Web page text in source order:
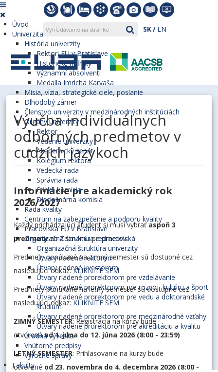
SK EN
Úvod
Univerzita
História univerzity
Rektori EU v Bratislave
Historické míľniky
Významní absolventi
Medaila Imricha Karvaša
Misia, vízia, strategické ciele, poslanie
Dlhodobý zámer
Členstvo univerzity v medzinárodných inštitúciách
Orgány univerzity
Rektor
Vedenie univerzity
Akademický senát
Kolégium rektora
Vedecká rada
Správna rada
Etická komisia
Disciplinárna komisia
Rada kvality
Centrum na zabezpečenie a podporu kvality
Pracoviská EU v Bratislave
Organizačná štruktúra a pracoviská
Organizačná štruktúra univerzity
Útvary riadené rektorom
Útvary riadené kvestorom
Útvary riadené prorektorom pre vzdelávanie
Útvary riadené prorektorom pre rozvoj, kultúru a šport
Útvary riadené prorektorom pre vedu a doktorandské
štúdium
Útvary riadené prorektorom pre medzinárodné vzťahy
Útvary riadené prorektorom pre akreditáciu a kvalitu
Úradná výveska
Vnútorné predpisy
Výročné správy
Fakulty
Výučba individuálnych
odborných predmetov v
cudzích jazykoch
Informácie pre akademický rok
2026/2027
Každý prichádzajúci študent si musí vybraťaspoň 3
predmetyzo Zoznamu predmetov:
Predmety ponúkané na zimný semester sú dostupné cez
nasledujúci odkaz:KLIKNITE SEM
Predmety ponúkané na letný semester sú dostupné cez
nasledujúci odkaz:KLIKNITE SEM
ZIMNÝ SEMESTER: Registrácia na kurzy bude
otvorenáod 1. júna do 12. júna 2026 (8:00 - 23:59)
LETNÝ SEMESTER: Prihlasovanie na kurzy bude
otvorené od 23. novembra do 4. decembra 2026 (8:00 -